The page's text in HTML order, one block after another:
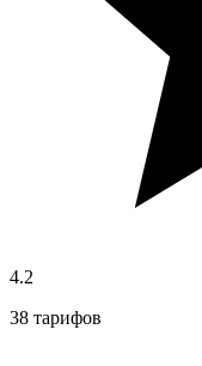
4.2
38 тарифов